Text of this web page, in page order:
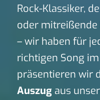
Rock-Klassiker,
oder
– wir haben für
richtigen Song im
präsentieren wir
Auszugaus